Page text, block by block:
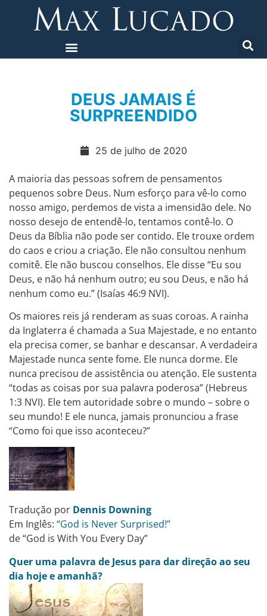
DEUS JAMAIS É
SURPREENDIDO
25 de julho de 2020
A maioria das pessoas sofrem de pensamentos
pequenos sobre Deus. Num esforço para vê-lo como
nosso amigo, perdemos de vista a imensidão dele. No
nosso desejo de entendê-lo, tentamos contê-lo. O
Deus da Bíblia não pode ser contido. Ele trouxe ordem
do caos e criou a criação. Ele não consultou nenhum
comitê. Ele não buscou conselhos. Ele disse “Eu sou
Deus, e não há nenhum outro; eu sou Deus, e não há
nenhum como eu.” (Isaías 46:9 NVI).
Os maiores reis já renderam as suas coroas. A rainha
da Inglaterra é chamada a Sua Majestade, e no entanto
ela precisa comer, se banhar e descansar. A verdadeira
Majestade nunca sente fome. Ele nunca dorme. Ele
nunca precisou de assistência ou atenção. Ele sustenta
“todas as coisas por sua palavra poderosa” (Hebreus
1:3 NVI). Ele tem autoridade sobre o mundo – sobre o
seu mundo! E ele nunca, jamais pronunciou a frase
“Como foi que isso aconteceu?”
Tradução por Dennis Downing
Em Inglês: “God is Never Surprised!”
de “God is With You Every Day”
Quer uma palavra de Jesus para dar direção ao seu
dia hoje e amanhã?